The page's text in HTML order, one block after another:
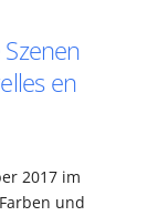
en
2017 im
und